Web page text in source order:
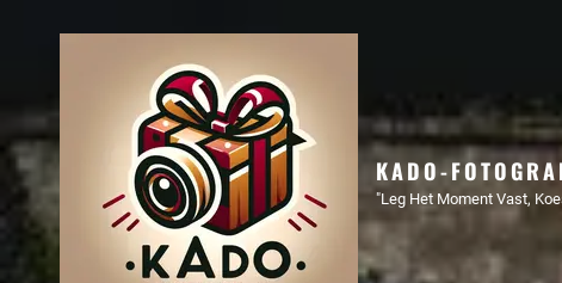
KADO-
"Leg Het Moment Vast,